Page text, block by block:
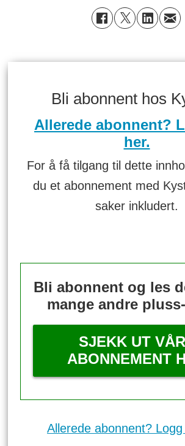
Bli abonnent hos
Allerede abonnent?
her.
For å få tilgang til dette
du et abonnement med
saker inkludert.
Bli abonnent og les
mange andre
SJEKK UT
ABONNEMENT
Allerede abonnent? Logg